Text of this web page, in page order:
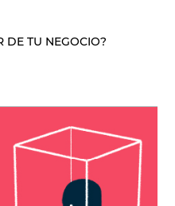
DE TU NEGOCIO?